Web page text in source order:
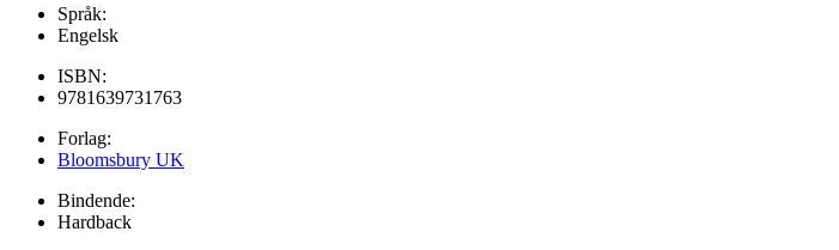
Språk:
Engelsk
ISBN:
9781639731763
Forlag:
Bloomsbury UK
Bindende:
Hardback